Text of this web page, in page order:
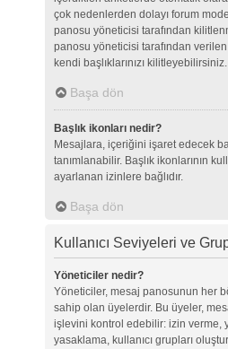
çok nedenlerden dolayı forum
panosu yöneticisi tarafından
panosu yöneticisi tarafından
kendi başlıklarınızı kilitleyebilirsiniz.
Başa dön
Başlık ikonları nedir?
Mesajlara, içeriğini işaret edecek
tanımlanabilir. Başlık ikonlarının
ayarlanan izinlere bağlıdır.
Başa dön
Kullanıcı Seviyeleri ve
Yöneticiler nedir?
Yöneticiler, mesaj panosunun her
sahip olan üyelerdir. Bu üyeler,
işlevini kontrol edebilir: izin verme,
yasaklama, kullanıcı grupları